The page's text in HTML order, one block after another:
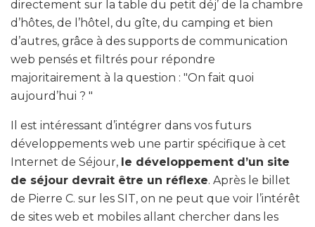
directement sur la table du petit déj’ de la chambre
d’hôtes, de l’hôtel, du gîte, du camping et bien
d’autres, grâce à des supports de communication
web pensés et filtrés pour répondre
majoritairement à la question : "On fait quoi
aujourd’hui ? "
Il est intéressant d’intégrer dans vos futurs
développements web une partir spécifique à cet
Internet de Séjour, le développement d’un site
de séjour devrait être un réflexe. Après le billet
de Pierre C. sur les SIT, on ne peut que voir l’intérêt
de sites web et mobiles allant chercher dans les